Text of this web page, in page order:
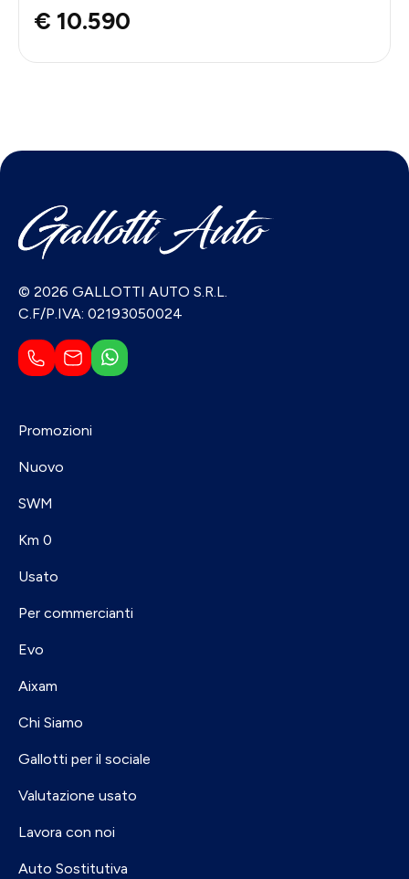
€ 10.590
© 2026 GALLOTTI AUTO S.R.L.
C.F/P.IVA: 02193050024
Promozioni
Nuovo
SWM
Km 0
Usato
Per commercianti
Evo
Aixam
Chi Siamo
Gallotti per il sociale
Valutazione usato
Lavora con noi
Auto Sostitutiva